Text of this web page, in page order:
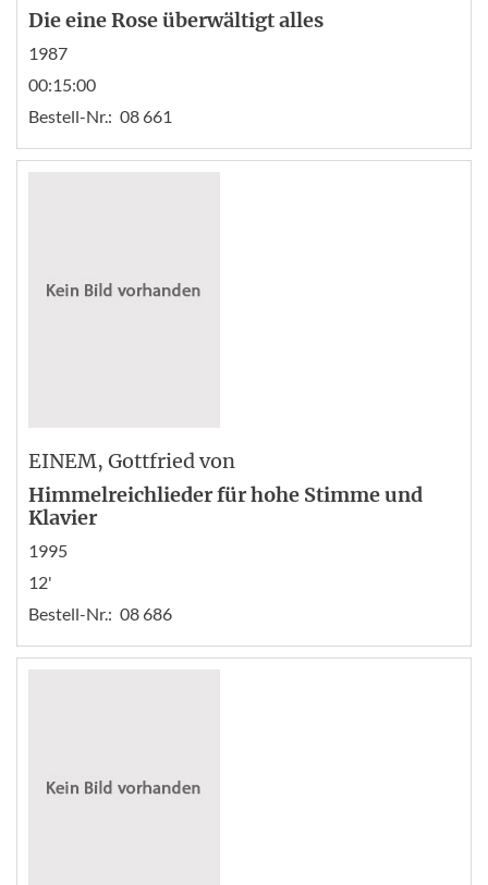
Die eine Rose überwältigt alles
1987
00:15:00
Bestell-Nr.: 08 661
EINEM, Gottfried von
Himmelreichlieder für hohe Stimme und
Klavier
1995
12'
Bestell-Nr.: 08 686